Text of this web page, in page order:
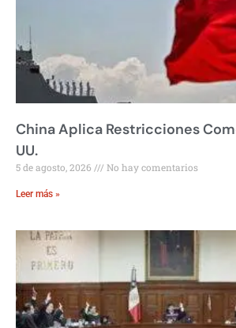
China Aplica Restricciones
UU.
5 de agosto, 2026 No hay comentarios
Leer más »